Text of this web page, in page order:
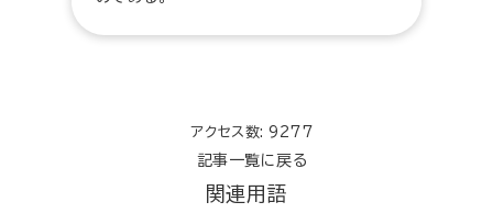
アクセス数: 9277
記事一覧に戻る
関連用語